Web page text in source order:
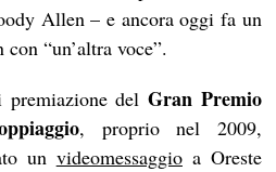
Allen – e ancora oggi fa un
“un’altra voce”.
del Gran Premio
, proprio nel 2009,
un videomessaggioa Oreste